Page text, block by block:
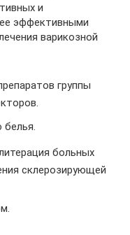
и
эффективными
варикозной
группы
больных
склерозирующей